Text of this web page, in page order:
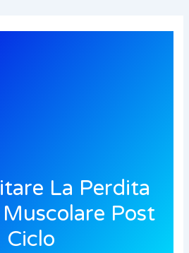
La Perdita
Post
Ciclo